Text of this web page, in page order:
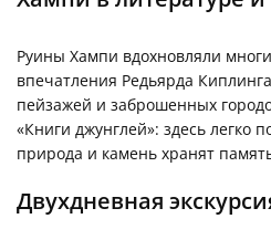
Руины Хампи вдохновляли
впечатления Редьярда
пейзажей и заброшенных
«Книги джунглей»: здесь легко
природа и камень хранят
Двухдневная